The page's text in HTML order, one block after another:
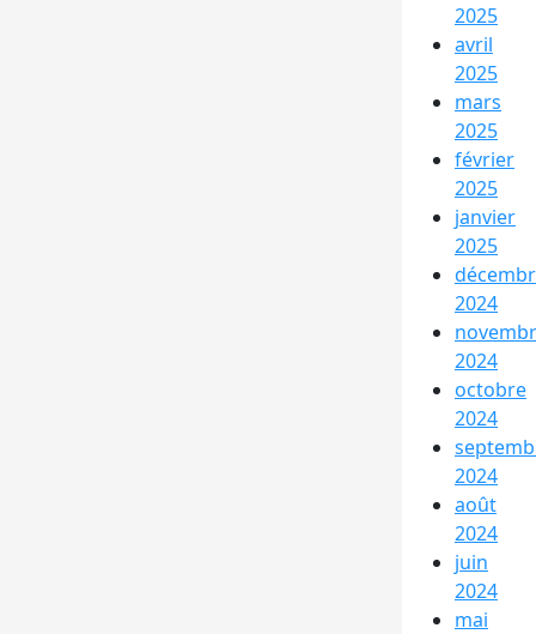
2025
avril
2025
mars
2025
février
2025
janvier
2025
2024
2024
octobre
2024
2024
août
2024
juin
2024
mai